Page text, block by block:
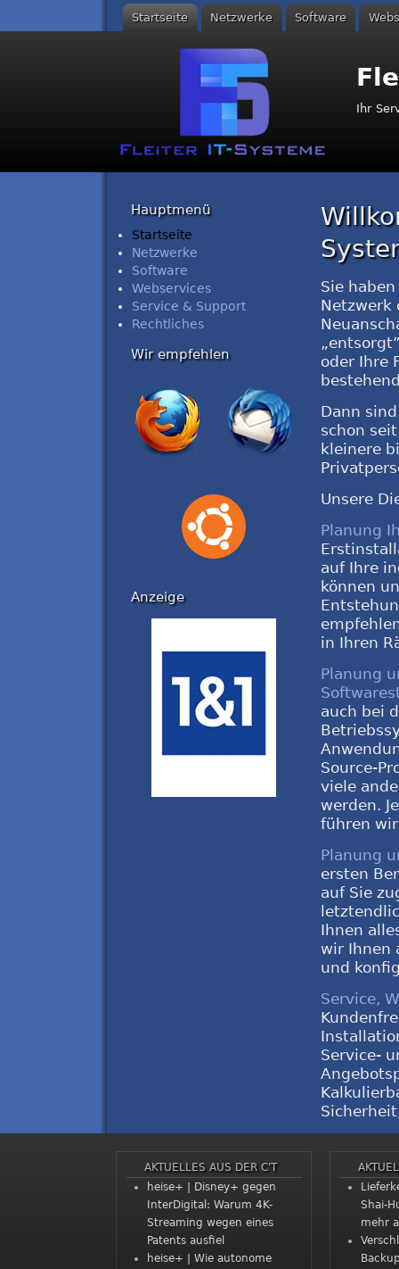
Hauptmenü
Startseite Netzwerke Software
Ihr
Sie
Netzwerk
oder Ihre
Dann
schon
kleinere
Unsere
Planung
auf Ihre
können
in Ihren
Planung
auch bei
Source-
viele
werden.
führen
Planung
ersten
auf Sie
Ihnen
wir Ihnen
und
Service,
Service-
Hauptmenü
Startseite
Netzwerke
Software
Webservices
Service & Support
Rechtliches
Wir empfehlen
Anzeige
AKTUELLES AUS DER C'T
heise+ | Disney+ gegen
InterDigital: Warum 4K-
Streaming wegen eines
Patents ausfiel
heise+ | Wie autonome
Shai-
mehr